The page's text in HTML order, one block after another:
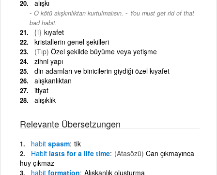
alışkı
O kötü alışkınlıktan kurtulmalısın. - You must get rid of that
bad habit.
{i} kıyafet
kristallerin genel şekilleri
(Tıp) Özel şekilde büyüme veya yetişme
zihni yapı
din adamları ve binicilerin giydiği özel kıyafet
alışkanlıktan
itiyat
alışıklık
Relevante Übersetzungen
habit spasm tik
Habit lasts for a life time (Atasözü) Can çıkmayınca
huy çıkmaz
habit formation Alışkanlık oluşturma